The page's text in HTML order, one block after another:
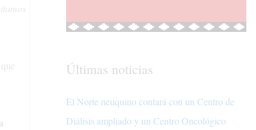
Últimas noticias
El Norte neuquino contará con un Centro de
Diálisis ampliado y un Centro Oncológico